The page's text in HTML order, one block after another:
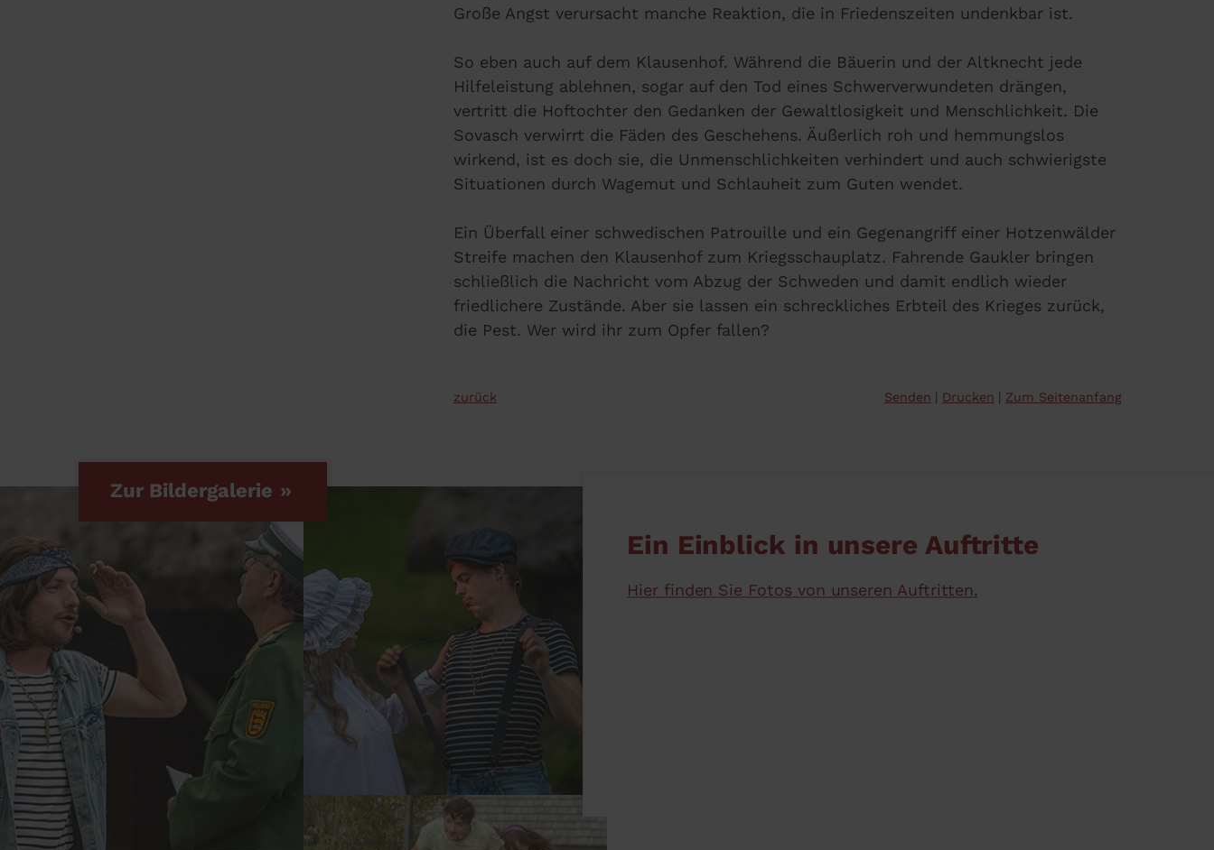
Große Angst verursacht manche Reaktion, die in Friedenszeiten undenkbar ist.
So eben auch auf dem Klausenhof. Während die Bäuerin und der Altknecht jede
Hilfeleistung ablehnen, sogar auf den Tod eines Schwerverwundeten drängen,
vertritt die Hoftochter den Gedanken der Gewaltlosigkeit und Menschlichkeit. Die
Sovasch verwirrt die Fäden des Geschehens. Äußerlich roh und hemmungslos
wirkend, ist es doch sie, die Unmenschlichkeiten verhindert und auch schwierigste
Situationen durch Wagemut und Schlauheit zum Guten wendet.
Ein Überfall einer schwedischen Patrouille und ein Gegenangriff einer Hotzenwälder
Streife machen den Klausenhof zum Kriegsschauplatz. Fahrende Gaukler bringen
schließlich die Nachricht vom Abzug der Schweden und damit endlich wieder
friedlichere Zustände. Aber sie lassen ein schreckliches Erbteil des Krieges zurück,
die Pest. Wer wird ihr zum Opfer fallen?
zurück Senden Drucken Zum Seitenanfang
Zur Bildergalerie
Ein Einblick in unsere Auftritte
Hier finden Sie Fotos von unseren Auftritten.